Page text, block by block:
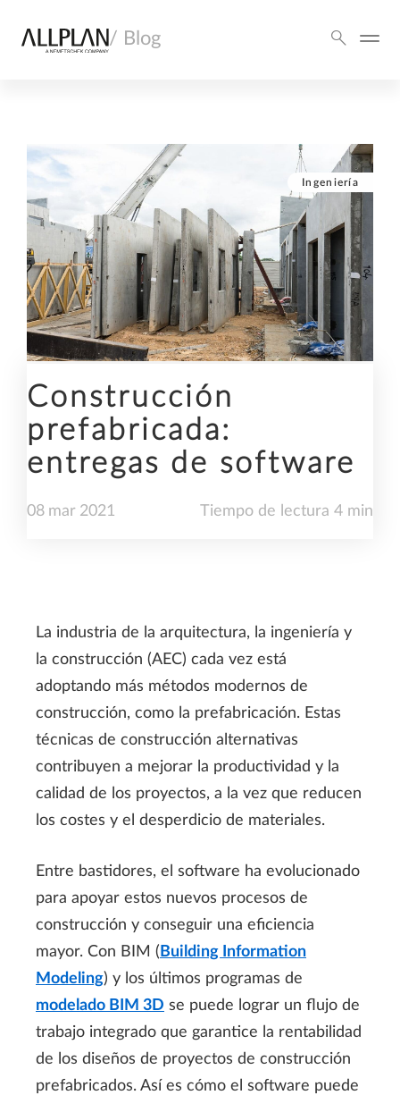
/ Blog
Ingeniería
Construcción
prefabricada:
entregas de software
08 mar 2021 Tiempo de lectura 4 min
La industria de la arquitectura, la ingeniería y
la construcción (AEC) cada vez está
adoptando más métodos modernos de
construcción, como la prefabricación. Estas
técnicas de construcción alternativas
contribuyen a mejorar la productividad y la
calidad de los proyectos, a la vez que reducen
los costes y el desperdicio de materiales.
Entre bastidores, el software ha evolucionado
para apoyar estos nuevos procesos de
construcción y conseguir una eficiencia
mayor. Con BIM ( Building Information
Modeling) y los últimos programas de
modelado BIM 3D se puede lograr un flujo de
trabajo integrado que garantice la rentabilidad
de los diseños de proyectos de construcción
prefabricados. Así es cómo el software puede